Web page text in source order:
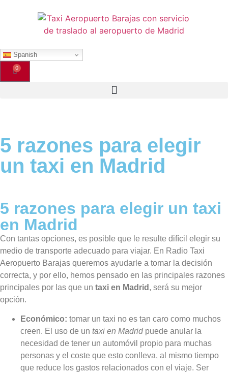
Spanish
0
5 razones para elegir
un taxi en Madrid
5 razones para elegir un taxi
en Madrid
Con tantas opciones, es posible que le resulte difícil elegir su
medio de transporte adecuado para viajar. En Radio Taxi
Aeropuerto Barajas queremos ayudarle a tomar la decisión
correcta, y por ello, hemos pensado en las principales razones
principales por las que un taxi en Madrid , será su mejor
opción.
Económico: tomar un taxi no es tan caro como muchos
creen. El uso de un taxi en Madridpuede anular la
necesidad de tener un automóvil propio para muchas
personas y el coste que esto conlleva, al mismo tiempo
que reduce los gastos relacionados con el viaje. Ser